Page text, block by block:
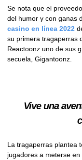
Se nota que el
del humor y con ganas
casino en línea 2022
su primera tragaperras
Reactoonz uno de sus
secuela, Gigantoonz.
Vive una
La tragaperras plantea
jugadores a meterse